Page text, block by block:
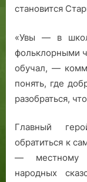
становится
«Увы — в
фольклорными
обучал, —
понять, где
разобраться,
Главный
обратиться к
— местному
народных